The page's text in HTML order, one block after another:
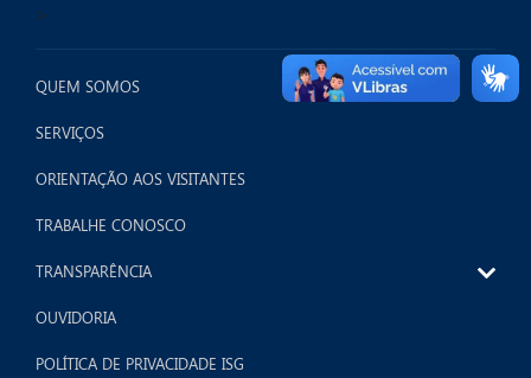
>
QUEM SOMOS
SERVIÇOS
ORIENTAÇÃO AOS VISITANTES
TRABALHE CONOSCO
TRANSPARÊNCIA
OUVIDORIA
POLÍTICA DE PRIVACIDADE ISG